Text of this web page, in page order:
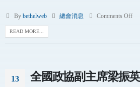
By bethelweb 總會消息 Comments Off
READ MORE...
13 全國政協副主席梁振